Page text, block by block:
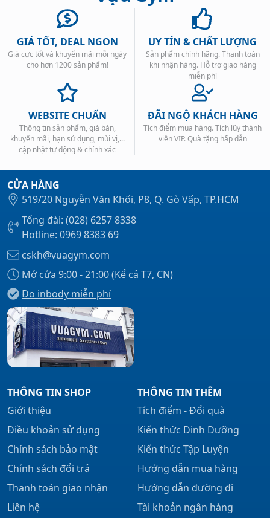
Xem tất cả →
Xem tất cả →
GIÁ TỐT, DEAL NGON
Giá cực tốt và khuyến mãi mỗi ngày
cho hơn 1200 sản phẩm!
UY TÍN & CHẤT LƯỢNG
Sản phẩm chính hãng. Thanh toán
khi nhận hàng. Hỗ trợ giao hàng
miễn phí
WEBSITE CHUẨN
Thông tin sản phẩm, giá bán,
khuyến mãi, hạn sử dụng, mùi vị,...
cập nhật tự động & chính xác
ĐÃI NGỘ KHÁCH HÀNG
Tích điểm mua hàng. Tích lũy thành
viên VIP. Quà tặng hấp dẫn
CỬA HÀNG
519/20 Nguyễn Văn Khối, P8, Q. Gò Vấp, TP.HCM
Tổng đài: (028) 6257 8338
Hotline: 0969 8383 69
cskh@vuagym.com
Mở cửa 9:00 - 21:00 (Kể cả T7, CN)
Đo inbody miễn phí
THÔNG TIN SHOP
Giới thiệu
Điều khoản sử dụng
Chính sách bảo mật
Chính sách đổi trả
Thanh toán giao nhận
Liên hệ
THÔNG TIN THÊM
Tích điểm - Đổi quà
Kiến thức Dinh Dưỡng
Kiến thức Tập Luyện
Hướng dẫn mua hàng
Hướng dẫn đường đi
Tài khoản ngân hàng